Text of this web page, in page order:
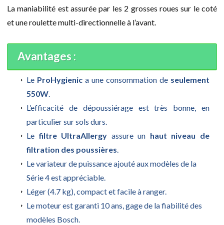
La maniabilité est assurée par les 2 grosses roues sur le coté
et une roulette multi-directionnelle à l’avant.
Avantages :
Le ProHygienic a une consommation de seulement
550W.
L’efficacité de dépoussiérage est très bonne, en
particulier sur sols durs.
Lefiltre UltraAllergy assure un haut niveau de
filtration des poussières.
Le variateur de puissance ajouté aux modèles de la
Série 4 est appréciable.
Léger (4.7 kg), compact et facile à ranger.
Le moteur est garanti 10 ans, gage de la fiabilité des
modèles Bosch.